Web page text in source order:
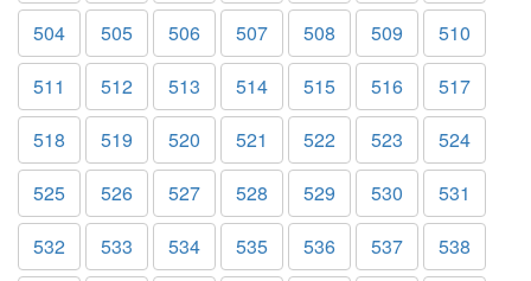
504
505 506 507 508 509
510
511
512 513 514 515 516
517
518
519 520 521 522 523
524
525
526 527 528 529 530
531
532
533 534 535 536 537
538